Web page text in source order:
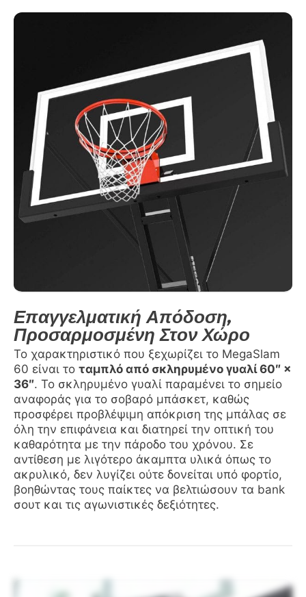
Επαγγελματική Απόδοση,
Προσαρμοσμένη Στον Χώρο
Το χαρακτηριστικό που ξεχωρίζει το MegaSlam
60 είναι το ταμπλό από σκληρυμένο γυαλί 60″ ×
36″. Το σκληρυμένο γυαλί παραμένει το σημείο
αναφοράς για το σοβαρό μπάσκετ, καθώς
προσφέρει προβλέψιμη απόκριση της μπάλας σε
όλη την επιφάνεια και διατηρεί την οπτική του
καθαρότητα με την πάροδο του χρόνου. Σε
αντίθεση με λιγότερο άκαμπτα υλικά όπως το
ακρυλικό, δεν λυγίζει ούτε δονείται υπό φορτίο,
βοηθώντας τους παίκτες να βελτιώσουν τα bank
σουτ και τις αγωνιστικές δεξιότητες.